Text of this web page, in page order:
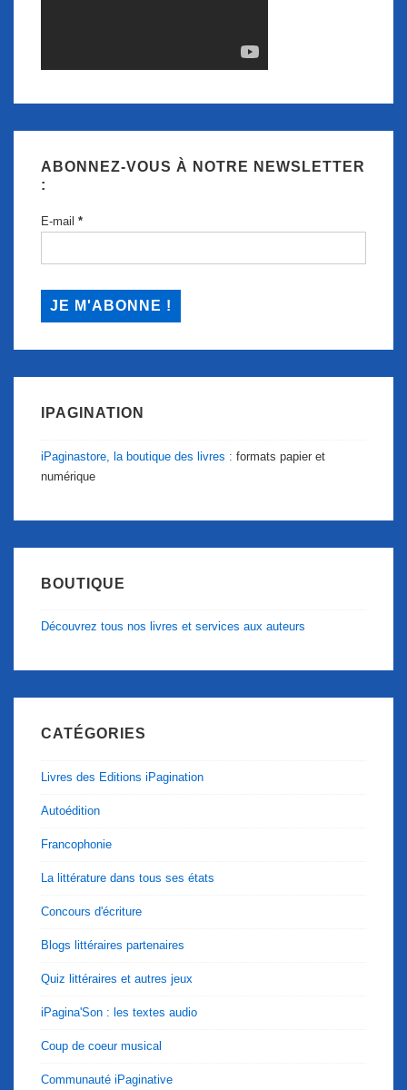
ABONNEZ-VOUS À NOTRE NEWSLETTER
:
E-mail *
IPAGINATION
iPaginastore, la boutique des livres : formats papier et
numérique
BOUTIQUE
Découvrez tous nos livres et services aux auteurs
CATÉGORIES
Livres des Editions iPagination
Autoédition
Francophonie
La littérature dans tous ses états
Concours d'écriture
Blogs littéraires partenaires
Quiz littéraires et autres jeux
iPagina'Son : les textes audio
Coup de coeur musical
Communauté iPaginative